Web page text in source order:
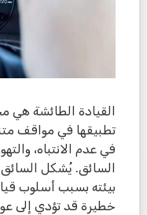
القيادة الطائشة هي
تطبيقها في مواقف
في عدم الانتباه،
السائق. يُشكل
بيئته بسبب أسلوب
خطيرة قد تؤدي إلى